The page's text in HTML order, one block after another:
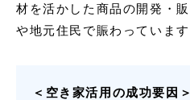
材を活かした商品の開発・
や地元住民で賑わっています
＜空き家活用の成功要因＞